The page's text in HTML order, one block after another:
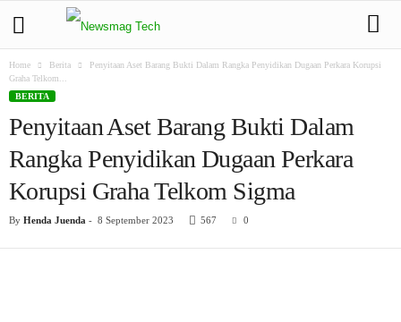
Home Berita
Penyitaan Aset Barang Bukti Dalam Rangka Penyidikan Dugaan Perkara Korupsi
Graha Telkom...
BERITA
Penyitaan Aset Barang Bukti Dalam
Rangka Penyidikan Dugaan Perkara
Korupsi Graha Telkom Sigma
By Henda Juenda - 8 September 2023 567 0